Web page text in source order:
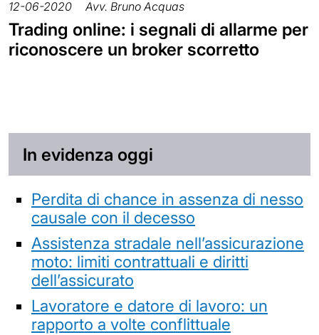
12-06-2020 Avv. Bruno Acquas
Trading online: i segnali di allarme per
riconoscere un broker scorretto
In evidenza oggi
Perdita di chance in assenza di nesso
causale con il decesso
Assistenza stradale nell’assicurazione
moto: limiti contrattuali e diritti
dell’assicurato
Lavoratore e datore di lavoro: un
rapporto a volte conflittuale